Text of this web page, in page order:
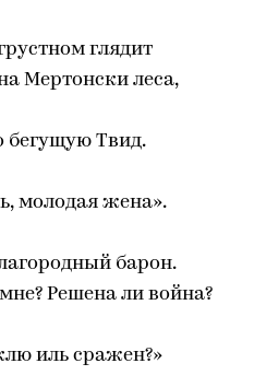
глядит
Мертонски леса,
бегущую Твид.
молодая жена».
барон.
Решена ли война?
иль сражен?»